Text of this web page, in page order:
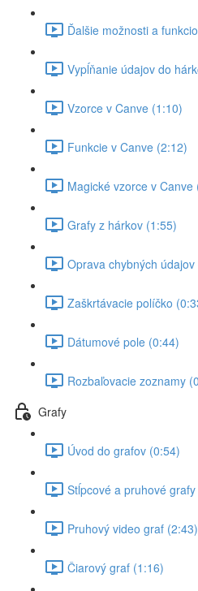
Ďalšie možnosti a
Vypĺňanie údajov do
Vzorce v Canve (1:10)
Funkcie v Canve (2:12)
Magické vzorce v Canve
Grafy z hárkov (1:55)
Oprava chybných
Zaškrtávacie políčko
Dátumové pole (0:44)
Rozbaľovacie zoznamy
Grafy
Úvod do grafov (0:54)
Stĺpcové a pruhové
Pruhový video graf (2:43)
Čiarový graf (1:16)